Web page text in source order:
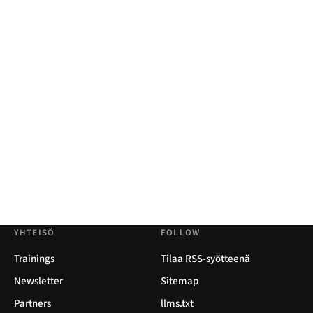
YHTEISÖ
Trainings
Newsletter
Partners
FOLLOW
Tilaa RSS-syötteenä
Sitemap
llms.txt